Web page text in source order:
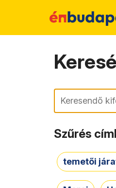
Keresés
Szűrés
temetői